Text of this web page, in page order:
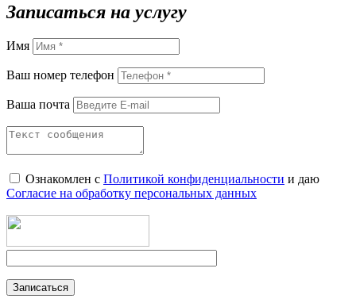
Записаться на услугу
Имя
Ваш номер телефон
Ваша почта
Ознакомлен с Политикой конфиденциальности и даю
Согласие на обработку персональных данных